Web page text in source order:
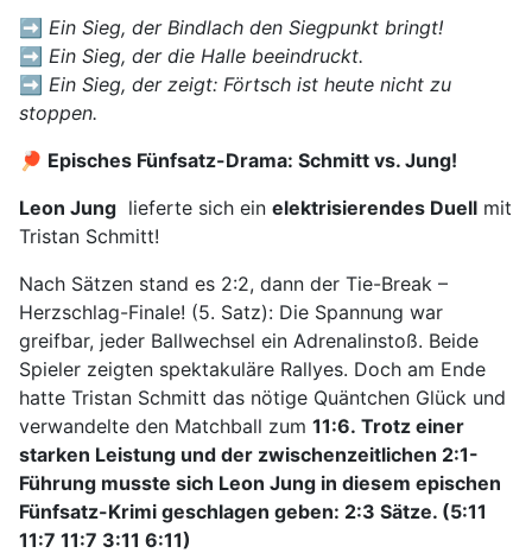
➡️ Ein Sieg, der Bindlach den Siegpunkt bringt!
➡️ Ein Sieg, der die Halle beeindruckt.
➡️ Ein Sieg, der zeigt: Förtsch ist heute nicht zu
stoppen.
🏓 Episches Fünfsatz-Drama: Schmitt vs. Jung!
Leon Jung lieferte sich ein elektrisierendes Duell mit
Tristan Schmitt!
Nach Sätzen stand es 2:2, dann der Tie-Break –
Herzschlag-Finale! (5. Satz): Die Spannung war
greifbar, jeder Ballwechsel ein Adrenalinstoß. Beide
Spieler zeigten spektakuläre Rallyes. Doch am Ende
hatte Tristan Schmitt das nötige Quäntchen Glück und
verwandelte den Matchball zum 11:6. Trotz einer
starken Leistung und der zwischenzeitlichen 2:1-
Führung musste sich Leon Jung in diesem epischen
Fünfsatz-Krimi geschlagen geben: 2:3 Sätze. (5:11
11:7 11:7 3:11 6:11)